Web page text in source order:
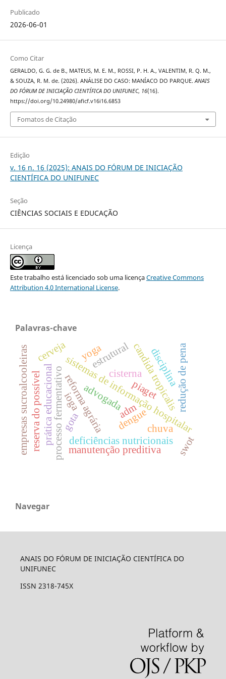
Publicado
2026-06-01
Como Citar
GERALDO, G. G. de B., MATEUS, M. E. M., ROSSI, P. H. A., VALENTIM, R. Q. M.,
& SOUZA, R. M. de. (2026). ANÁLISE DO CASO: MANÍACO DO PARQUE.ANAIS
DO FÓRUM DE INICIAÇÃO CIENTÍFICA DO UNIFUNEC, 16(16).
https://doi.org/10.24980/aficf.v16i16.6853
Fomatos de Citação
Edição
v. 16 n. 16 (2025): ANAIS DO FÓRUM DE INICIAÇÃO
CIENTÍFICA DO UNIFUNEC
Seção
CIÊNCIAS SOCIAIS E EDUCAÇÃO
Licença
Este trabalho está licenciado sob uma licençaCreative Commons
Attribution 4.0 International License.
Palavras-chave
sistemas de informação hospitalar
dengue
processo fermentativo candida tropicalis
reforma agrária
estrutural
deficiências nutricionais
chuva
adm redução de pena
cisterna
prática educacional disciplina
reserva do possível advogada
ioga
yoga
gota
cerveja
swot
manutenção preditiva
empresas sucroalcooleiras piaget
Navegar
ANAIS DO FÓRUM DE INICIAÇÃO CIENTÍFICA DO
UNIFUNEC
ISSN 2318-745X